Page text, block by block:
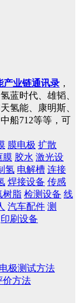
产业链通讯录 ，
蓝时代、雄韬、
氢能、康明斯、
船712等等，可
膜电极 扩散
膜 胶水 激光设
氢 电解槽 连接
焊接设备 传感
树脂 检测设备 线
汽车配件 测
印刷设备
极测试方法
价方法